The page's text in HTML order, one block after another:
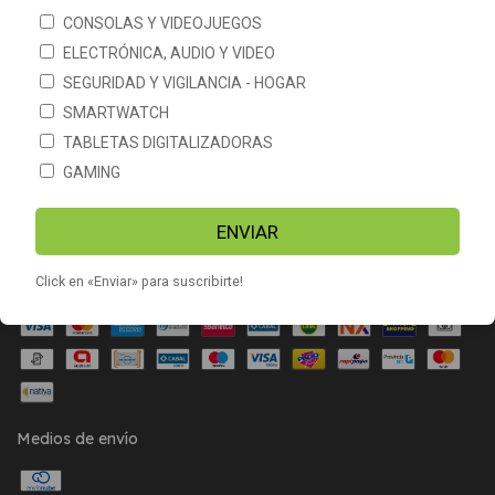
CATEGORÍAS
CONTACTÁNOS
Medios de pago
Medios de envío
CONSOLAS Y VIDEOJUEGOS
ELECTRÓNICA, AUDIO Y VIDEO
SEGURIDAD Y VIGILANCIA - HOGAR
SMARTWATCH
TABLETAS DIGITALIZADORAS
GAMING
ENVIAR
Click en «Enviar» para suscribirte!